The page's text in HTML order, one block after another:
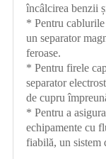
încâlcirea benzii
* Pentru
un separator
feroase.
* Pentru firele
separator
de cupru
* Pentru a
echipamente cu
fiabilă, un sistem